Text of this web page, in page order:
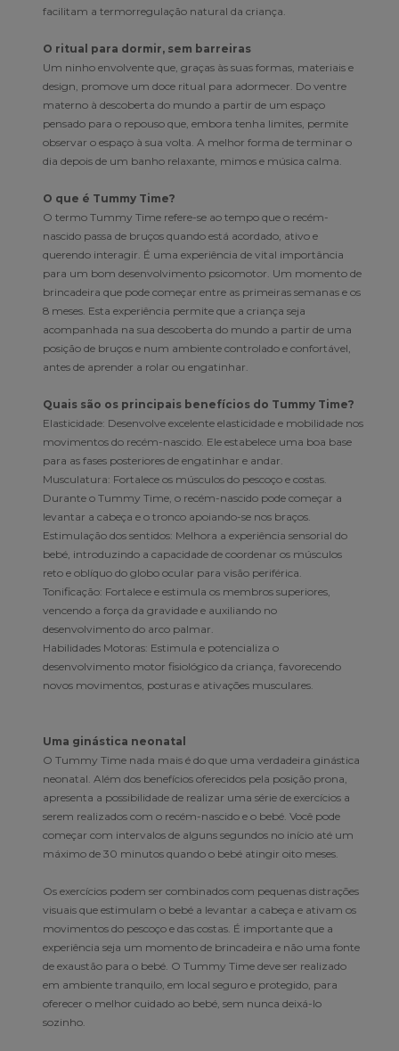
facilitam a termorregulação natural da criança.
O ritual para dormir, sem barreiras
Um ninho envolvente que, graças às suas formas, materiais e
design, promove um doce ritual para adormecer. Do ventre
materno à descoberta do mundo a partir de um espaço
pensado para o repouso que, embora tenha limites, permite
observar o espaço à sua volta. A melhor forma de terminar o
dia depois de um banho relaxante, mimos e música calma.
O que é Tummy Time?
O termo Tummy Time refere-se ao tempo que o recém-
nascido passa de bruços quando está acordado, ativo e
querendo interagir. É uma experiência de vital importância
para um bom desenvolvimento psicomotor. Um momento de
brincadeira que pode começar entre as primeiras semanas e os
8 meses. Esta experiência permite que a criança seja
acompanhada na sua descoberta do mundo a partir de uma
posição de bruços e num ambiente controlado e confortável,
antes de aprender a rolar ou engatinhar.
Quais são os principais benefícios do Tummy Time?
Elasticidade: Desenvolve excelente elasticidade e mobilidade nos
movimentos do recém-nascido. Ele estabelece uma boa base
para as fases posteriores de engatinhar e andar.
Musculatura: Fortalece os músculos do pescoço e costas.
Durante o Tummy Time, o recém-nascido pode começar a
levantar a cabeça e o tronco apoiando-se nos braços.
Estimulação dos sentidos: Melhora a experiência sensorial do
bebé, introduzindo a capacidade de coordenar os músculos
reto e oblíquo do globo ocular para visão periférica.
Tonificação: Fortalece e estimula os membros superiores,
vencendo a força da gravidade e auxiliando no
desenvolvimento do arco palmar.
Habilidades Motoras: Estimula e potencializa o
desenvolvimento motor fisiológico da criança, favorecendo
novos movimentos, posturas e ativações musculares.
Uma ginástica neonatal
O Tummy Time nada mais é do que uma verdadeira ginástica
neonatal. Além dos benefícios oferecidos pela posição prona,
apresenta a possibilidade de realizar uma série de exercícios a
serem realizados com o recém-nascido e o bebé. Você pode
começar com intervalos de alguns segundos no início até um
máximo de 30 minutos quando o bebé atingir oito meses.
Os exercícios podem ser combinados com pequenas distrações
visuais que estimulam o bebé a levantar a cabeça e ativam os
movimentos do pescoço e das costas. É importante que a
experiência seja um momento de brincadeira e não uma fonte
de exaustão para o bebé. O Tummy Time deve ser realizado
em ambiente tranquilo, em local seguro e protegido, para
oferecer o melhor cuidado ao bebé, sem nunca deixá-lo
sozinho.